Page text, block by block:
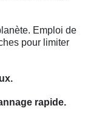
Emploi de
pour limiter
rapide.